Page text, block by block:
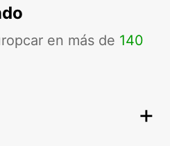
en más de 140